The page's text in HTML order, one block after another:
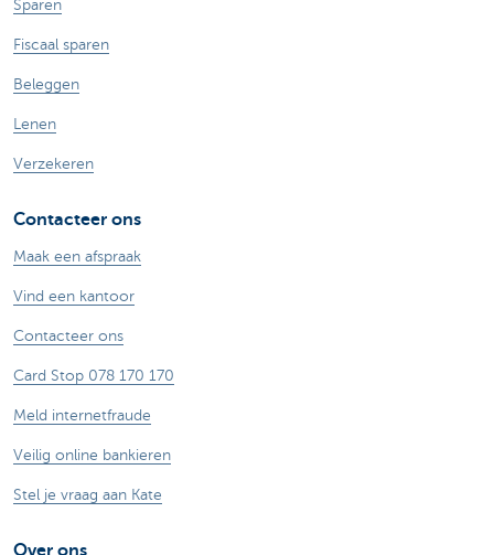
Sparen
Fiscaal sparen
Beleggen
Lenen
Verzekeren
Contacteer ons
Maak een afspraak
Vind een kantoor
Contacteer ons
Card Stop 078 170 170
Meld internetfraude
Veilig online bankieren
Stel je vraag aan Kate
Over ons